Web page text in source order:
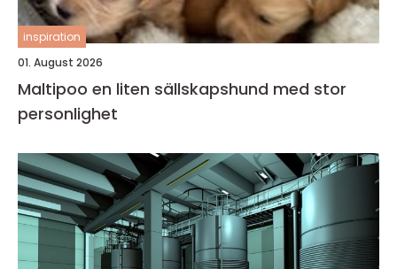
inspiration
01. August 2026
Maltipoo en liten sällskapshund med stor
personlighet